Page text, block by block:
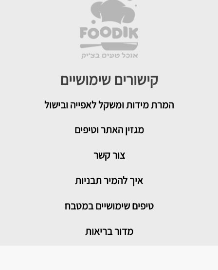
קישורים שימושיים
המרת מידות ומשקל לאפייה ובישול
מגזין האתר וטיפים
צור קשר
איך להמיר תבניות
טיפים שימושיים במטבח
מדור בריאות